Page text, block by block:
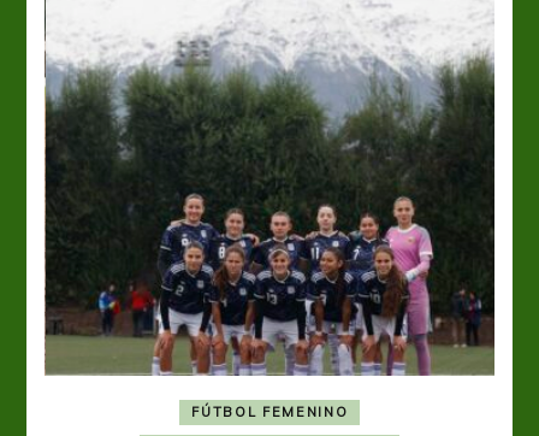
FÚTBOL FEMENINO